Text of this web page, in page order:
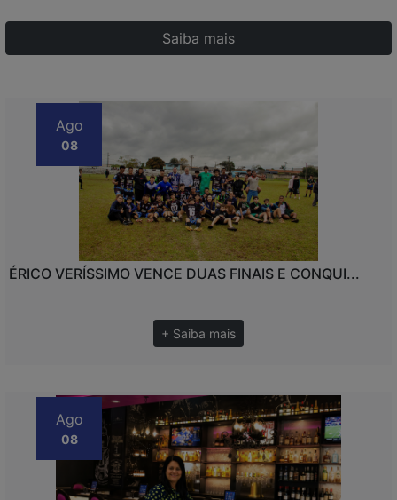
Saiba mais
Ago
08
ÉRICO VERÍSSIMO VENCE DUAS FINAIS E CONQUI...
+ Saiba mais
Ago
08